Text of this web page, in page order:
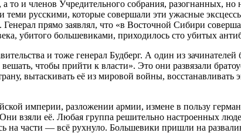
и членов Учредительного собрания, разогнанных, но
русскими, которые совершали эти ужасные
прямо заявлял, что «в Восточной Сибири
убитого большевиками, приходилось сто убитых
и тоже генерал Будберг. А один из
чтобы прийти к власти». Это они развязали
вытаскивать её из мировой войны, восстанавливать
империи, разложении армии, измене в пользу
взяли её. Любая группа решительно настроенных
на части — всё рухнуло. Большевики пришли на